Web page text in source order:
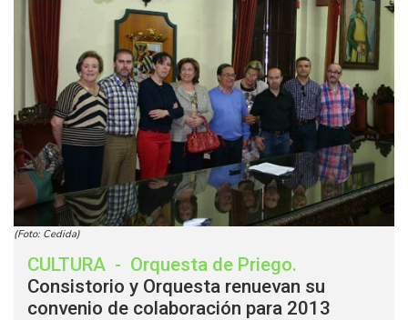
(Foto: Cedida)
CULTURA - Orquesta de Priego.
Consistorio y Orquesta renuevan su
convenio de colaboración para 2013